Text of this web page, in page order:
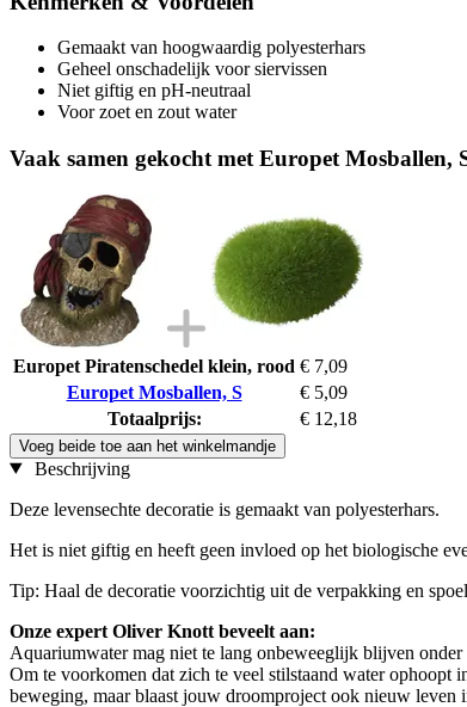
Gemaakt van hoogwaardig polyesterhars
Geheel onschadelijk voor siervissen
Niet giftig en pH-neutraal
Voor zoet en zout water
Vaak samen gekocht met Europet Mosballen,
Europet Piratenschedel klein, rood € 7,09
Europet Mosballen, S
€ 5,09
Totaalprijs:
€ 12,18
Voeg beide toe aan het winkelmandje
Beschrijving
Deze levensechte decoratie is gemaakt van polyesterhars.
Het is niet giftig en heeft geen invloed op het biologische
Tip: Haal de decoratie voorzichtig uit de verpakking en
Onze expert Oliver Knott beveelt aan:
Aquariumwater mag niet te lang onbeweeglijk blijven
Om te voorkomen dat zich te veel stilstaand water ophoopt
beweging, maar blaast jouw droomproject ook nieuw